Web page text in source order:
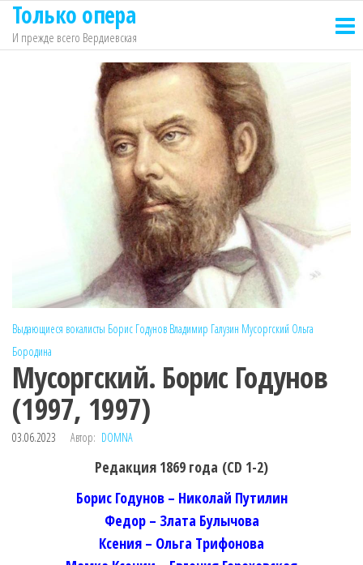
Перейти
содержимому
Только опера
И прежде всего Вердиевская
Выдающиеся вокалисты Борис Годунов Владимир Галузин Мусоргский Ольга
Бородина
Мусоргский. Борис Годунов
(1997, 1997)
03.06.2023 Автор: DOMNA
Редакция 1869 года (СD 1-2)
Борис Годунов – Николай Путилин
Федор – Злата Булычова
Ксения – Ольга Трифонова